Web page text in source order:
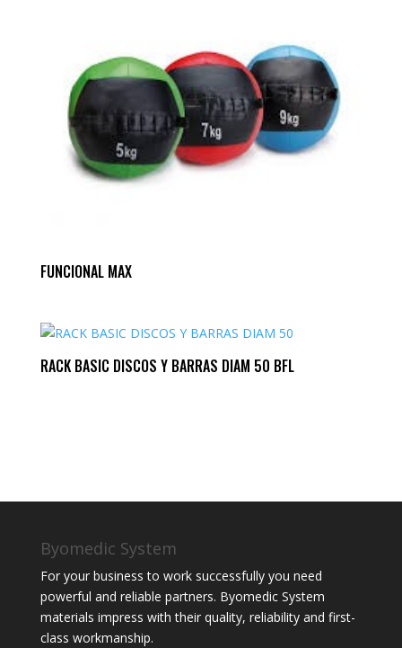
FUNCIONAL MAX
RACK BASIC DISCOS Y BARRAS DIAM 50 BFL
Byomedic System
For your business to work successfully you need
powerful and reliable partners. Byomedic System
materials impress with their quality, reliability and first-
class workmanship.